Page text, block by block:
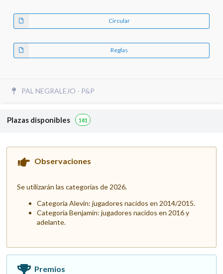
Circular
Reglas
PAL NEGRALEJO - P&P
Plazas disponibles 181
Observaciones
Se utilizarán las categorías de 2026.
Categoría Alevín: jugadores nacidos en 2014/2015.
Categoría Benjamín: jugadores nacidos en 2016 y
adelante.
Premios